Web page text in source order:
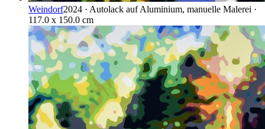
Weindorf2024 · Autolack auf Aluminium, manuelle Malerei ·
117.0 x 150.0 cm